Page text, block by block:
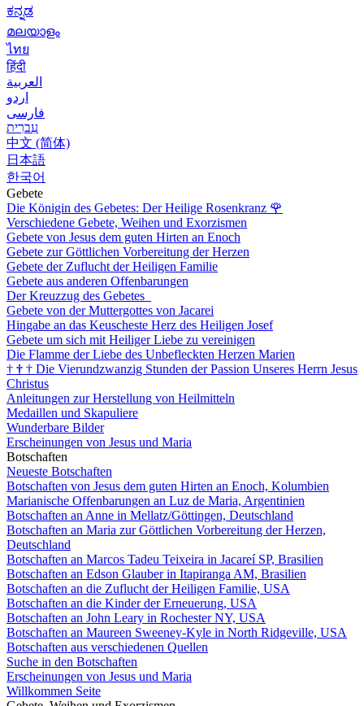
ಕನ್ನಡ
മലയാളം
ไทย
हिंदी
العربية
اردو
فارسی
עִברִית
中文 (简体)
日本語
한국어
Gebete
Die Königin des Gebetes: Der Heilige Rosenkranz 🌹
Verschiedene Gebete, Weihen und Exorzismen
Gebete von Jesus dem guten Hirten an Enoch
Gebete zur Göttlichen Vorbereitung der Herzen
Gebete der Zuflucht der Heiligen Familie
Gebete aus anderen Offenbarungen
Der Kreuzzug des Gebetes
Gebete von der Muttergottes von Jacarei
Hingabe an das Keuscheste Herz des Heiligen Josef
Gebete um sich mit Heiliger Liebe zu vereinigen
Die Flamme der Liebe des Unbefleckten Herzen Marien
† † † Die Vierundzwanzig Stunden der Passion Unseres Herrn Jesus
Christus
Anleitungen zur Herstellung von Heilmitteln
Medaillen und Skapuliere
Wunderbare Bilder
Erscheinungen von Jesus und Maria
Botschaften
Neueste Botschaften
Botschaften von Jesus dem guten Hirten an Enoch, Kolumbien
Marianische Offenbarungen an Luz de Maria, Argentinien
Botschaften an Anne in Mellatz/Göttingen, Deutschland
Botschaften an Maria zur Göttlichen Vorbereitung der Herzen,
Deutschland
Botschaften an Marcos Tadeu Teixeira in Jacareí SP, Brasilien
Botschaften an Edson Glauber in Itapiranga AM, Brasilien
Botschaften an die Zuflucht der Heiligen Familie, USA
Botschaften an die Kinder der Erneuerung, USA
Botschaften an John Leary in Rochester NY, USA
Botschaften an Maureen Sweeney-Kyle in North Ridgeville, USA
Botschaften aus verschiedenen Quellen
Suche in den Botschaften
Erscheinungen von Jesus und Maria
Willkommen Seite